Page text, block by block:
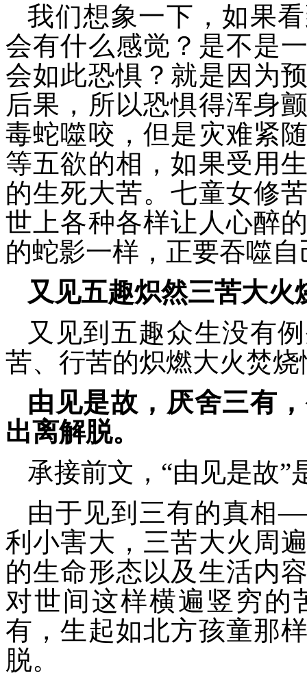
我们想象一下，如果
会有什么感觉？是不是
会如此恐惧？就是因为
后果，所以恐惧得浑身
毒蛇噬咬，但是灾难紧
等五欲的相，如果受用
的生死大苦。七童女修
世上各种各样让人心醉
的蛇影一样，正要吞噬自
又见五趣炽然三苦大火
又见到五趣众生没有
苦、行苦的炽燃大火焚烧
由见是故，厌舍三有
出离解脱。
承接前文，“由见是故”
由于见到三有的真相
利小害大，三苦大火周
的生命形态以及生活内
对世间这样横遍竖穷的
有，生起如北方孩童那
脱。